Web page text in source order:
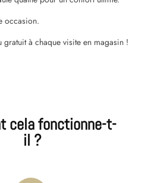
occasion.
gratuit à chaque visite en magasin !
cela fonctionne-t-
il ?